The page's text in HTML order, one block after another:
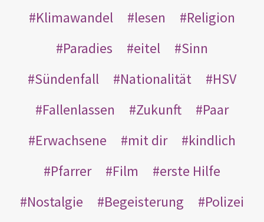
Klimawandel
lesen
Religion
Paradies
eitel
Sinn
Sündenfall
Nationalität
HSV
Fallenlassen
Zukunft
Paar
Erwachsene
mit dir
kindlich
Pfarrer
Film
erste Hilfe
Nostalgie
Begeisterung
Polizei